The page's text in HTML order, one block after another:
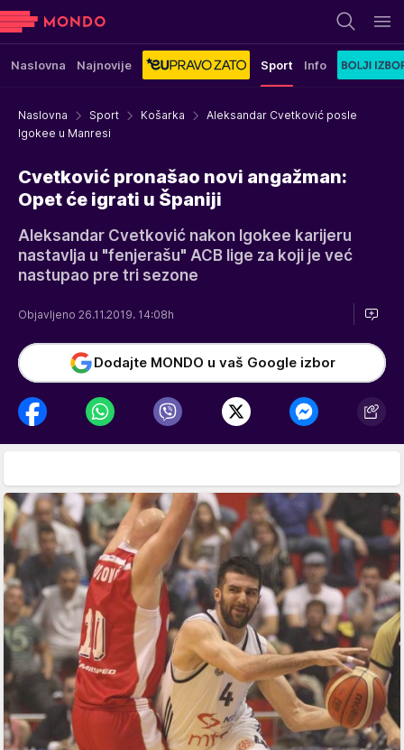
Naslovna Najnovije Sport Info
Naslovna Sport Košarka
Aleksandar Cvetković posle
Igokee u Manresi
Cvetković pronašao novi angažman:
Opet će igrati u Španiji
Aleksandar Cvetković nakon Igokee karijeru
nastavlja u "fenjerašu" ACB lige za koji je već
nastupao pre tri sezone
Objavljeno 26.11.2019. 14:08h
Dodajte MONDO u vaš Google izbor